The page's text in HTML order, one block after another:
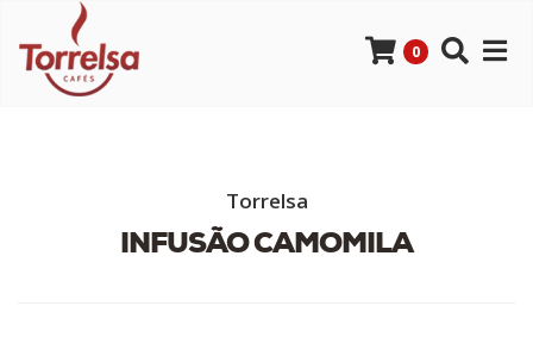
0
Torrelsa
INFUSÃO CAMOMILA